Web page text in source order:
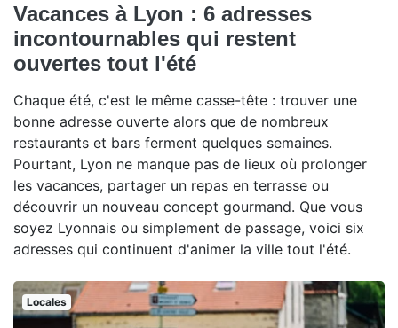
Vacances à Lyon : 6 adresses
incontournables qui restent
ouvertes tout l'été
Chaque été, c'est le même casse-tête : trouver une
bonne adresse ouverte alors que de nombreux
restaurants et bars ferment quelques semaines.
Pourtant, Lyon ne manque pas de lieux où prolonger
les vacances, partager un repas en terrasse ou
découvrir un nouveau concept gourmand. Que vous
soyez Lyonnais ou simplement de passage, voici six
adresses qui continuent d'animer la ville tout l'été.
Locales